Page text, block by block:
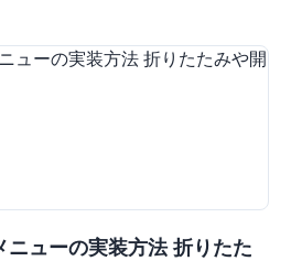
ューの実装方法 折りたた